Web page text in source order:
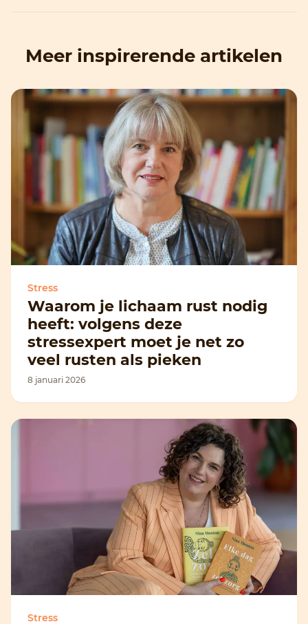
Meer inspirerende artikelen
Stress
Waarom je lichaam rust nodig
heeft: volgens deze
stressexpert moet je net zo
veel rusten als pieken
8 januari 2026
Stress